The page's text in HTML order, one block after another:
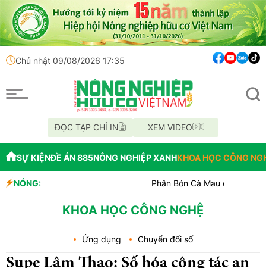
Chủ nhật 09/08/2026 17:35
ĐỌC TẠP CHÍ IN XEM VIDEO
SỰ KIỆNĐỀ ÁN 885NÔNG NGHIỆP XANHKHOA HỌC CÔNG
NÓNG:
Phân Bón Cà Mau đồng hành với bóng bàn
Mùa xanh trên cánh đồng Mường Than
KHOA HỌC CÔNG NGHỆ
Ứng dụng Chuyển đổi số
Supe Lâm Thao: Số hóa công tác an